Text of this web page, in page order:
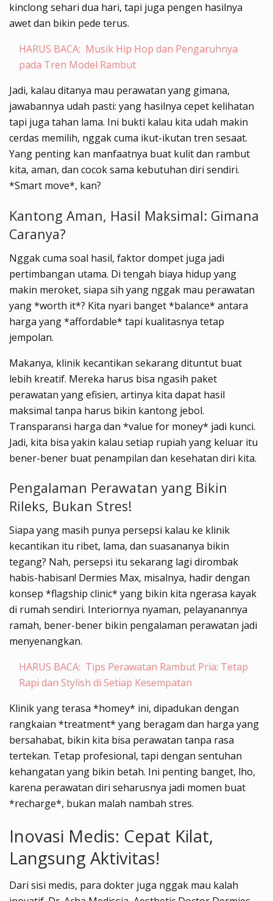
kinclong sehari dua hari, tapi juga pengen hasilnya
awet dan bikin pede terus.
HARUS BACA: Musik Hip Hop dan Pengaruhnya
pada Tren Model Rambut
Jadi, kalau ditanya mau perawatan yang gimana,
jawabannya udah pasti: yang hasilnya cepet kelihatan
tapi juga tahan lama. Ini bukti kalau kita udah makin
cerdas memilih, nggak cuma ikut-ikutan tren sesaat.
Yang penting kan manfaatnya buat kulit dan rambut
kita, aman, dan cocok sama kebutuhan diri sendiri.
*Smart move*, kan?
Kantong Aman, Hasil Maksimal: Gimana
Caranya?
Nggak cuma soal hasil, faktor dompet juga jadi
pertimbangan utama. Di tengah biaya hidup yang
makin meroket, siapa sih yang nggak mau perawatan
yang *worth it*? Kita nyari banget *balance* antara
harga yang *affordable* tapi kualitasnya tetap
jempolan.
Makanya, klinik kecantikan sekarang dituntut buat
lebih kreatif. Mereka harus bisa ngasih paket
perawatan yang efisien, artinya kita dapat hasil
maksimal tanpa harus bikin kantong jebol.
Transparansi harga dan *value for money* jadi kunci.
Jadi, kita bisa yakin kalau setiap rupiah yang keluar itu
bener-bener buat penampilan dan kesehatan diri kita.
Pengalaman Perawatan yang Bikin
Rileks, Bukan Stres!
Siapa yang masih punya persepsi kalau ke klinik
kecantikan itu ribet, lama, dan suasananya bikin
tegang? Nah, persepsi itu sekarang lagi dirombak
habis-habisan! Dermies Max, misalnya, hadir dengan
konsep *flagship clinic* yang bikin kita ngerasa kayak
di rumah sendiri. Interiornya nyaman, pelayanannya
ramah, bener-bener bikin pengalaman perawatan jadi
menyenangkan.
HARUS BACA: Tips Perawatan Rambut Pria: Tetap
Rapi dan Stylish di Setiap Kesempatan
Klinik yang terasa *homey* ini, dipadukan dengan
rangkaian *treatment* yang beragam dan harga yang
bersahabat, bikin kita bisa perawatan tanpa rasa
tertekan. Tetap profesional, tapi dengan sentuhan
kehangatan yang bikin betah. Ini penting banget, lho,
karena perawatan diri seharusnya jadi momen buat
*recharge*, bukan malah nambah stres.
Inovasi Medis: Cepat Kilat,
Langsung Aktivitas!
Dari sisi medis, para dokter juga nggak mau kalah